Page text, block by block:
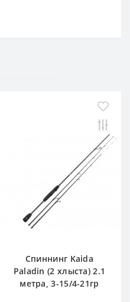
Спиннинг Kaida
Paladin (2 хлыста) 2.1
метра, 3-15/4-21гр